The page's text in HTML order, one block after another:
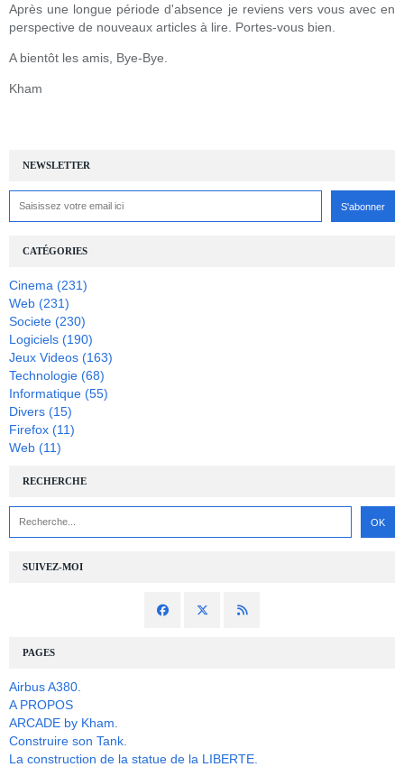
NEWSLETTER
SUIVEZ-MOI
RECHERCHE
PAGES
Airbus A380.
A PROPOS
ARCADE by Kham.
Construire son Tank.
La construction de la statue de la LIBERTE.
CATÉGORIES
Cinema (231)
Web (231)
Societe (230)
Logiciels (190)
Jeux Videos (163)
Technologie (68)
Informatique (55)
Divers (15)
Firefox (11)
Web (11)
Après une longue période d'absence je reviens vers vous avec en
perspective de nouveaux articles à lire. Portes-vous bien.
A bientôt les amis, Bye-Bye.
Kham